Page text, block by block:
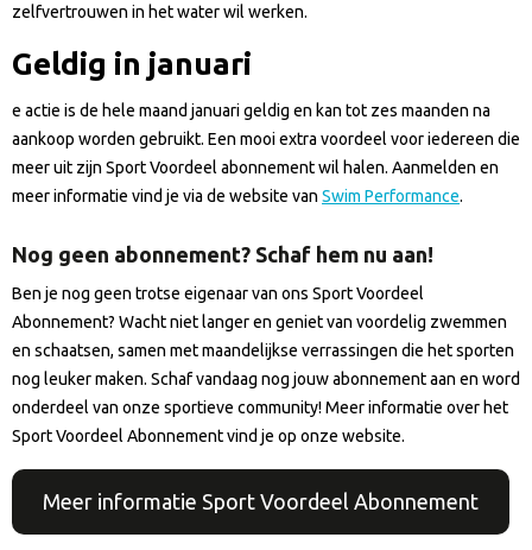
zelfvertrouwen in het water wil werken.
Geldig in januari
e actie is de hele maand januari geldig en kan tot zes maanden na
aankoop worden gebruikt. Een mooi extra voordeel voor iedereen die
meer uit zijn Sport Voordeel abonnement wil halen. Aanmelden en
meer informatie vind je via de website van Swim Performance.
Nog geen abonnement? Schaf hem nu aan!
Ben je nog geen trotse eigenaar van ons Sport Voordeel
Abonnement? Wacht niet langer en geniet van voordelig zwemmen
en schaatsen, samen met maandelijkse verrassingen die het sporten
nog leuker maken. Schaf vandaag nog jouw abonnement aan en word
onderdeel van onze sportieve community! Meer informatie over het
Sport Voordeel Abonnement vind je op onze website.
Meer informatie Sport Voordeel Abonnement